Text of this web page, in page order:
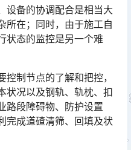
设备的协调配合是相当大
所在；同时，由于施工自
状态的监控是另一个难
制节点的了解和把控，
状况以及钢轨、轨枕、扣
路段障碍物、防护设置
完成道碴清筛、回填及状